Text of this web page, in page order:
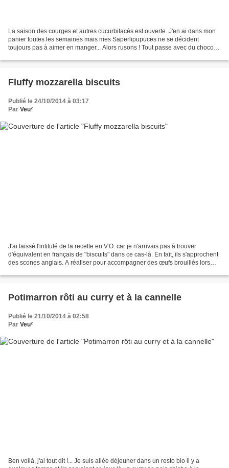
La saison des courges et autres cucurbitacés est ouverte. J'en ai dans mon
panier toutes les semaines mais mes Saperlipupuces ne se décident
toujours pas à aimer en manger... Alors rusons ! Tout passe avec du chocolat
Fluffy mozzarella biscuits
Publié le 24/10/2014 à 03:17
Par Veu²
J'ai laissé l'intitulé de la recette en V.O. car je n'arrivais pas à trouver
d'équivalent en français de "biscuits" dans ce cas-là. En fait, ils s'approchent
des scones anglais. A réaliser pour accompagner des œufs brouillés lors
Potimarron rôti au curry et à la cannelle
Publié le 21/10/2014 à 02:58
Par Veu²
Ben voilà, j'ai tout dit !... Je suis allée déjeuner dans un resto bio il y a